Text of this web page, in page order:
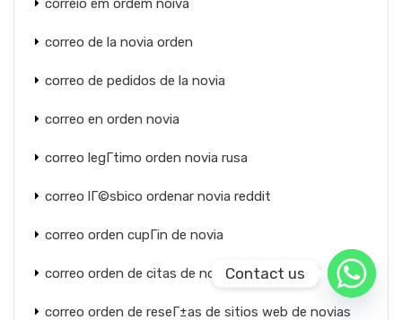
correio em ordem noiva
correo de la novia orden
correo de pedidos de la novia
correo en orden novia
correo legГ­timo orden novia rusa
correo lГ©sbico ordenar novia reddit
correo orden cupГіn de novia
correo orden de citas de novias
correo orden de reseГ±as de sitios web de novias
Contact us